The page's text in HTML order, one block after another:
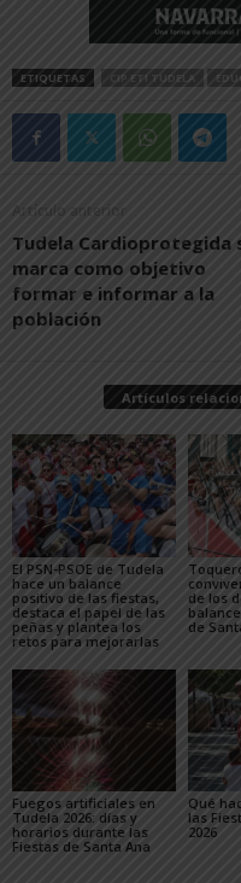
ETIQUETAS CIP ETI TUDELA
Artículo anterior
Tudela Cardioprotegida
marca como objetivo
formar e informar a la
población
Artículos
El PSN-PSOE de Tudela
hace un balance
positivo de las fiestas,
destaca el papel de las
peñas y plantea los
retos para mejorarlas
de los
de
Fuegos artificiales en
Tudela 2026: días y
horarios durante las
Fiestas de Santa Ana
Qué
las
2026